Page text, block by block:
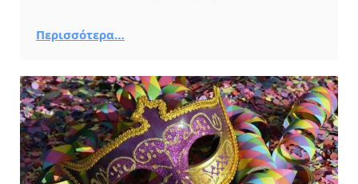
Περισσότερα…